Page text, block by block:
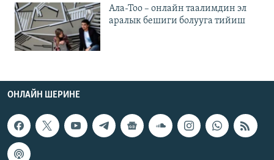
Ала-Тоо – онлайн таалимдин эл
аралык бешиги болууга тийиш
ОНЛАЙН ШЕРИНЕ